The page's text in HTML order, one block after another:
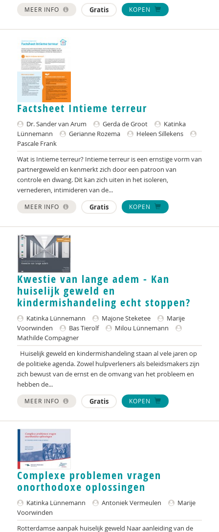
Mariëlle an Hest
Mariët an Rossum
Ada Andreas
Ria Andrews
Nynke Andringa
Manou Anelsma
Niek van Ansem
Inge Anthonijsz
Thijs Antonissenn
Marleen Arends
Janneke Ariaans
Rob Arnoldus
Ildeniz Arslan
Nicole Arts
Sander van Arum
Silke van Arum
Phildy Asamoah
Amma Asante
Jolanda Asmoredjo
Rob van Asperen
Ellen Assenberg
Henri Audier
Bob Austmann
Diverse auteurs
Nederlands Autisme Register
MEER INFO Gratis KOPEN
Factsheet Intieme terreur
Dr. Sander van Arum Gerda de Groot
Katinka
Lünnemann
Gerianne Rozema
Heleen Sillekens
Pascale Frank
Wat is Intieme terreur? Intieme terreur is een ernstige vorm van
partnergeweld en kenmerkt zich door een patroon van
controle en dwang. Dit kan zich uiten in het isoleren,
vernederen, intimideren van de...
MEER INFO Gratis KOPEN
Kwestie van lange adem - Kan
huiselijk geweld en
kindermishandeling echt stoppen?
Katinka Lünnemann Majone Steketee
Marije
Voorwinden
Bas Tierolf
Milou Lünnemann
Mathilde Compagner
Huiselijk geweld en kindermishandeling staan al vele jaren op
de politieke agenda. Zowel hulpverleners als beleidsmakers zijn
zich bewust van de ernst en de omvang van het probleem en
hebben de...
MEER INFO Gratis KOPEN
Complexe problemen vragen
onorthodoxe oplossingen
Katinka Lünnemann Antoniek Vermeulen
Marije
Voorwinden
Rotterdamse aanpak huiselijk geweld Naar aanleiding van de